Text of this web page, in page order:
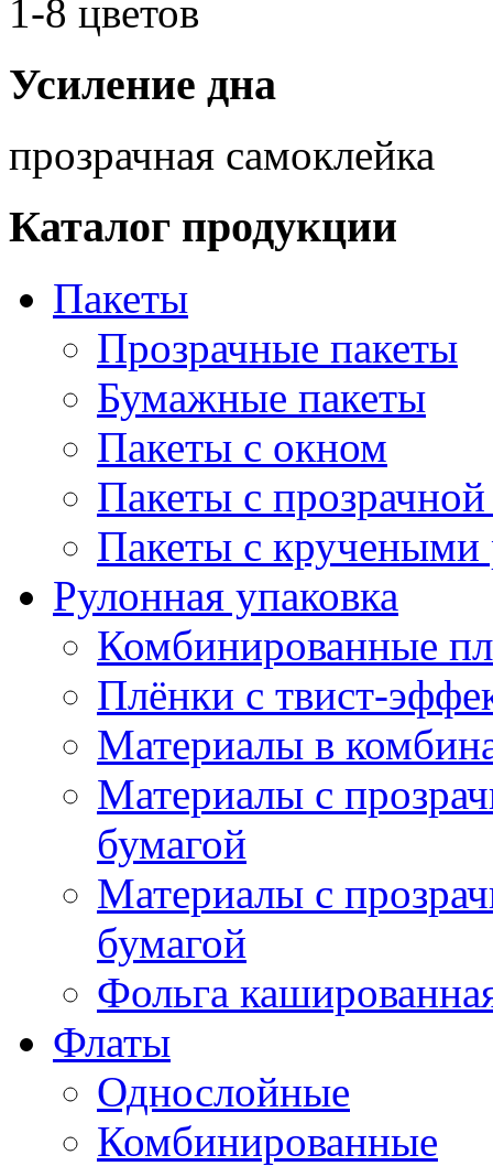
1-8 цветов
Усиление дна
прозрачная самоклейка
Каталог продукции
Пакеты
Прозрачные пакеты
Бумажные пакеты
Пакеты с окном
Пакеты с
Пакеты с кручеными
Рулонная упаковка
Комбинированные
Плёнки с твист-
Материалы в
Материалы с
бумагой
Материалы с
бумагой
Фольга
Флаты
Однослойные
Комбинированные